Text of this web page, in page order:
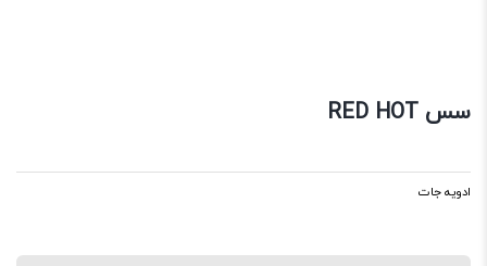
سس RED HOT
ادویه جات